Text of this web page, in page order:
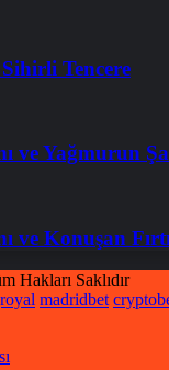
Tencere
ve Yağmurun
ve Konuşan
Hakları Saklıdır
madridbet